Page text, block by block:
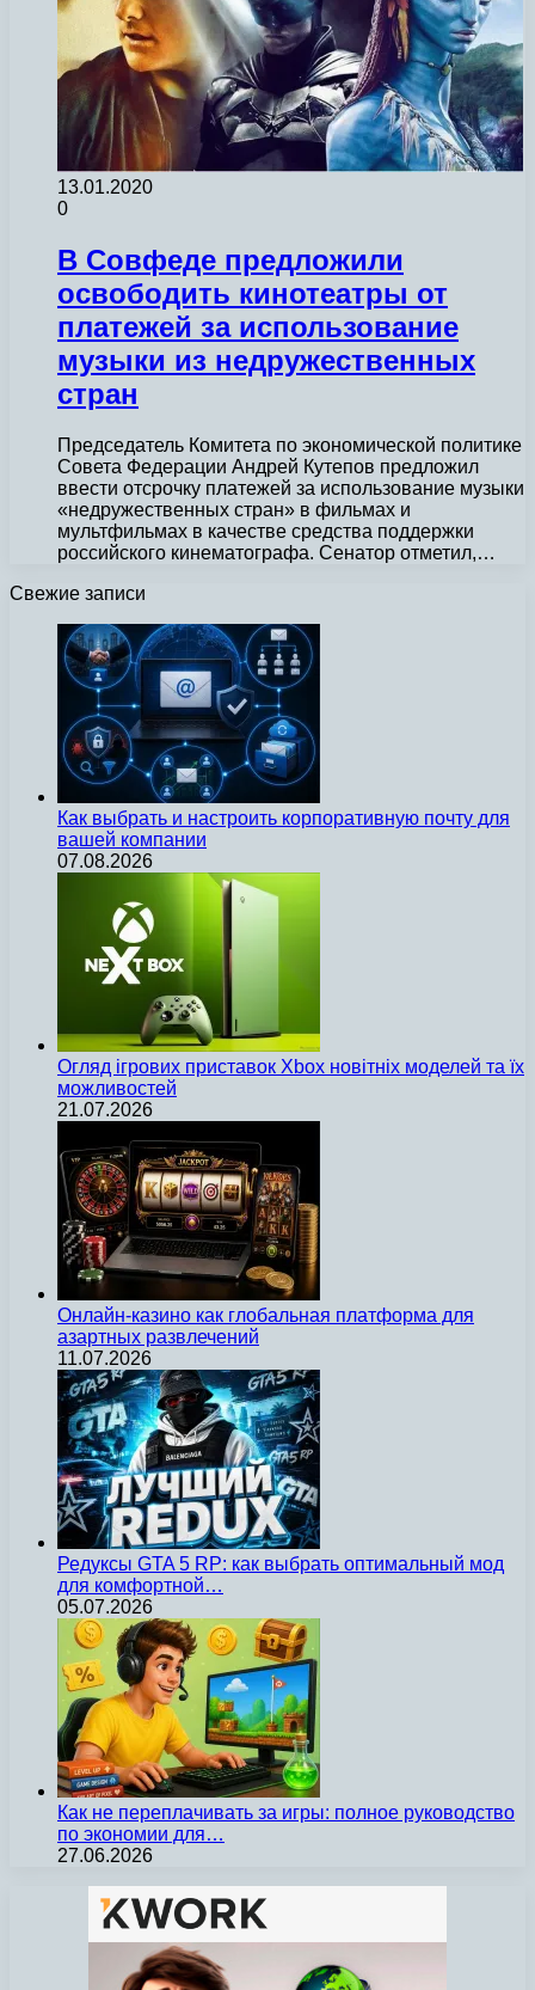
13.01.2020
0
В Совфеде предложили
освободить кинотеатры от
платежей за использование
музыки из недружественных
стран
Председатель Комитета по экономической политике
Совета Федерации Андрей Кутепов предложил
ввести отсрочку платежей за использование музыки
«недружественных стран» в фильмах и
мультфильмах в качестве средства поддержки
российского кинематографа. Сенатор отметил,…
Свежие записи
Как выбрать и настроить корпоративную почту для
вашей компании
07.08.2026
Огляд ігрових приставок Xbox новітніх моделей та їх
можливостей
21.07.2026
Онлайн-казино как глобальная платформа для
азартных развлечений
11.07.2026
Редуксы GTA 5 RP: как выбрать оптимальный мод
для комфортной…
05.07.2026
Как не переплачивать за игры: полное руководство
по экономии для…
27.06.2026